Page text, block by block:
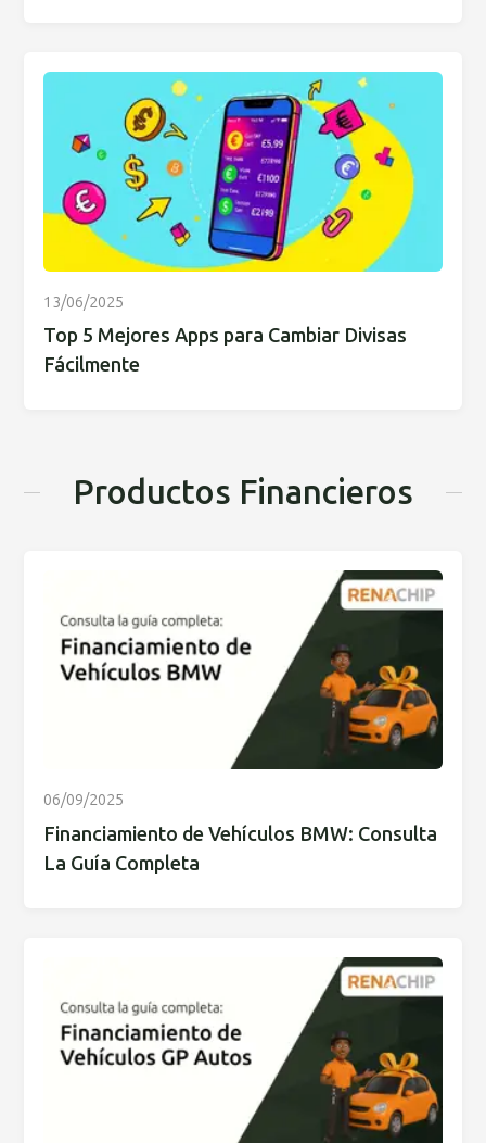
13/06/2025
Top 5 Mejores Apps para Cambiar Divisas
Fácilmente
Productos Financieros
06/09/2025
Financiamiento de Vehículos BMW: Consulta
La Guía Completa